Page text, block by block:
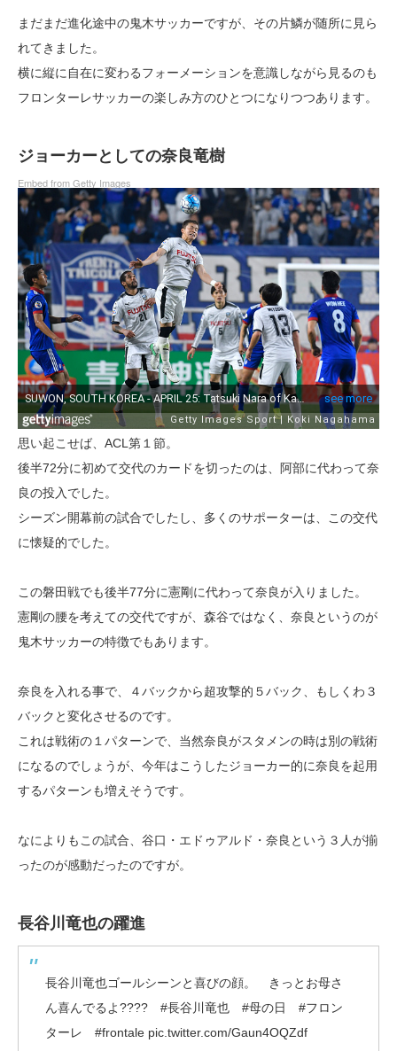
まだまだ進化途中の鬼木サッカーですが、その片鱗が随所に見ら
れてきました。
横に縦に自在に変わるフォーメーションを意識しながら見るのも
フロンターレサッカーの楽しみ方のひとつになりつつあります。
ジョーカーとしての奈良竜樹
Embed from Getty Images
思い起こせば、ACL第１節。
後半72分に初めて交代のカードを切ったのは、阿部に代わって奈
良の投入でした。
シーズン開幕前の試合でしたし、多くのサポーターは、この交代
に懐疑的でした。
この磐田戦でも後半77分に憲剛に代わって奈良が入りました。
憲剛の腰を考えての交代ですが、森谷ではなく、奈良というのが
鬼木サッカーの特徴でもあります。
奈良を入れる事で、４バックから超攻撃的５バック、もしくわ３
バックと変化させるのです。
これは戦術の１パターンで、当然奈良がスタメンの時は別の戦術
になるのでしょうが、今年はこうしたジョーカー的に奈良を起用
するパターンも増えそうです。
なによりもこの試合、谷口・エドゥアルド・奈良という３人が揃
ったのが感動だったのですが。
長谷川竜也の躍進
長谷川竜也ゴールシーンと喜びの顔。 きっとお母さ
ん喜んでるよ???? #長谷川竜也 #母の日
#フロン
ターレ
#frontale pic.twitter.com/Gaun4OQZdf